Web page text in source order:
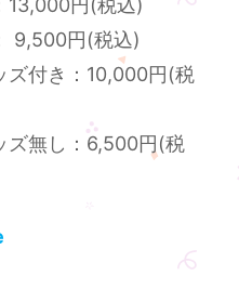
13,000円(税込)
9,500円(税込)
ズ付き：10,000円(税
ズ無し：6,500円(税